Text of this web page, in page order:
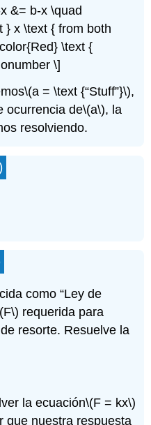
&= b-x \quad
} x \text { from both
\text {
\]
\(a = \text {“Stuff”}\),
ocurrencia de\(a\), la
resolviendo.
como “Ley de
requerida para
resorte. Resuelve la
la ecuación\(F = kx\)
que nuestra respuesta